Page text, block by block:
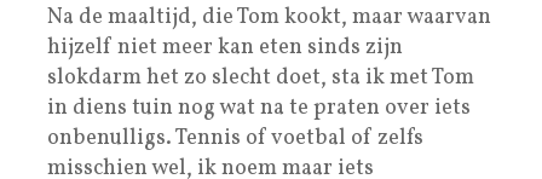
Na de maaltijd, die Tom kookt, maar waarvan
hijzelf niet meer kan eten sinds zijn
slokdarm het zo slecht doet, sta ik met Tom
in diens tuin nog wat na te praten over iets
onbenulligs. Tennis of voetbal of zelfs
misschien wel, ik noem maar iets